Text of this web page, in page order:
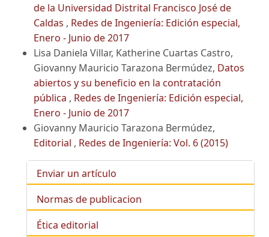
de la Universidad Distrital Francisco José de
Caldas , Redes de Ingeniería: Edición especial,
Enero - Junio de 2017
Lisa Daniela Villar, Katherine Cuartas Castro,
Giovanny Mauricio Tarazona Bermúdez, Datos
abiertos y su beneficio en la contratación
pública , Redes de Ingeniería: Edición especial,
Enero - Junio de 2017
Giovanny Mauricio Tarazona Bermúdez,
Editorial , Redes de Ingeniería: Vol. 6 (2015)
Enviar un artículo
Normas de publicacion
Ética editorial